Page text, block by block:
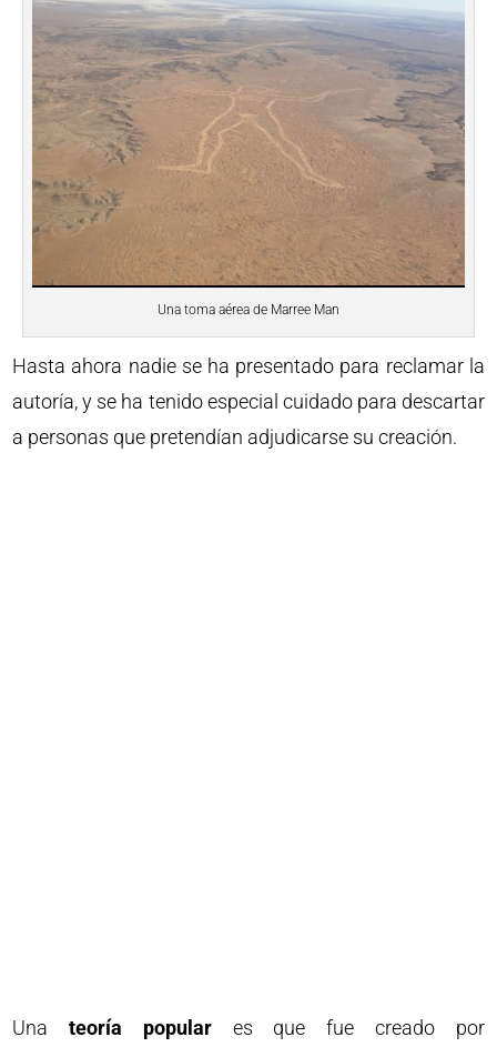
Una toma aérea de Marree Man
Hasta ahora nadie se ha presentado para reclamar la
autoría, y se ha tenido especial cuidado para descartar
a personas que pretendían adjudicarse su creación.
Unateoría populares que fue creado por